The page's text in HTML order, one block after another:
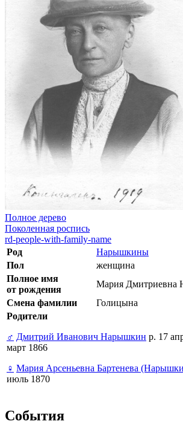
Полное дерево
Поколенная роспись
rd-people-with-family-name
Род
Нарышкины
Пол
женщина
Полное имя
от рождения
Мария Дмитриевна
Смена фамилии
Голицына
Родители
♂ Дмитрий Иванович Нарышкин р. 17
март 1866
♀ Мария Арсеньевна Бартенева
июль 1870
События